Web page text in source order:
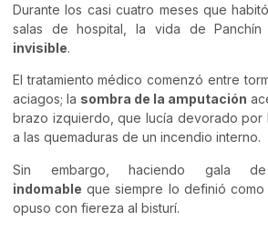
Durante los casi cuatro meses que
salas de hospital, la vida de
invisible.
El tratamiento médico comenzó entre
aciagos; la sombra de la amputación
brazo izquierdo, que lucía devorado por
a las quemaduras de un incendio interno.
Sin embargo, haciendo gala
indomable que siempre lo definió
opuso con fiereza al bisturí.